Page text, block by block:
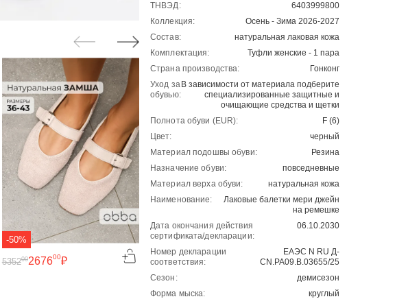
-50%
267600₽
535200
-50%
176600
353200 2001
400200
ТНВЭД:
6403999800
Коллекция:
Осень - Зима 2026-2027
Состав:
натуральная лаковая кожа
Комплектация:
Туфли женские - 1 пара
Страна производства:
Гонконг
Уход за
обувью:
В зависимости от материала подберите
специализированные защитные и
очищающие средства и щетки
Полнота обуви (EUR):
F (6)
Цвет:
черный
Материал подошвы обуви:
Резина
Назначение обуви:
повседневные
Материал верха обуви:
натуральная кожа
Наименование:
Лаковые балетки мери джейн
на ремешке
Дата окончания действия
сертификата/декларации:
06.10.2030
Номер декларации
соответствия:
ЕАЭС N RU Д-
CN.РА09.В.03655/25
Сезон:
демисезон
Форма мыска:
круглый